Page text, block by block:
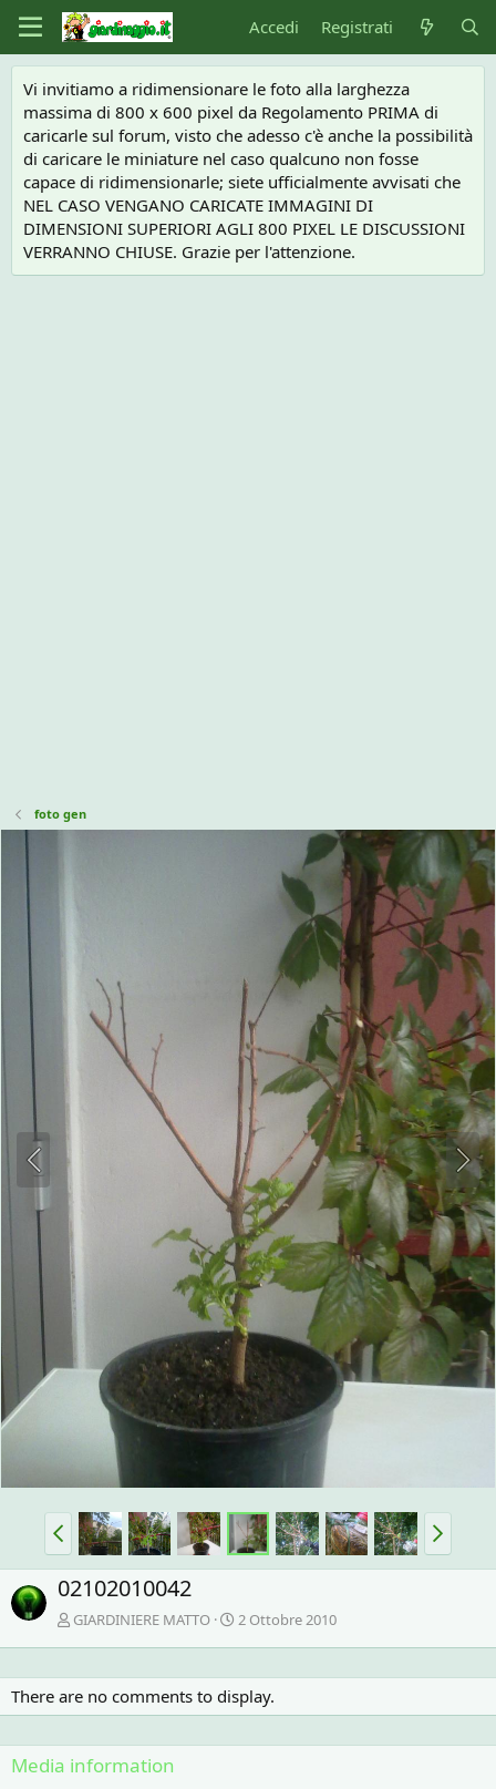
Accedi Registrati
Vi invitiamo a ridimensionare le foto alla larghezza
massima di 800 x 600 pixel da Regolamento PRIMA di
caricarle sul forum, visto che adesso c'è anche la possibilità
di caricare le miniature nel caso qualcuno non fosse
capace di ridimensionarle; siete ufficialmente avvisati che
NEL CASO VENGANO CARICATE IMMAGINI DI
DIMENSIONI SUPERIORI AGLI 800 PIXEL LE DISCUSSIONI
VERRANNO CHIUSE. Grazie per l'attenzione.
foto gen
02102010042
GIARDINIERE MATTO 2 Ottobre 2010
There are no comments to display.
Media information